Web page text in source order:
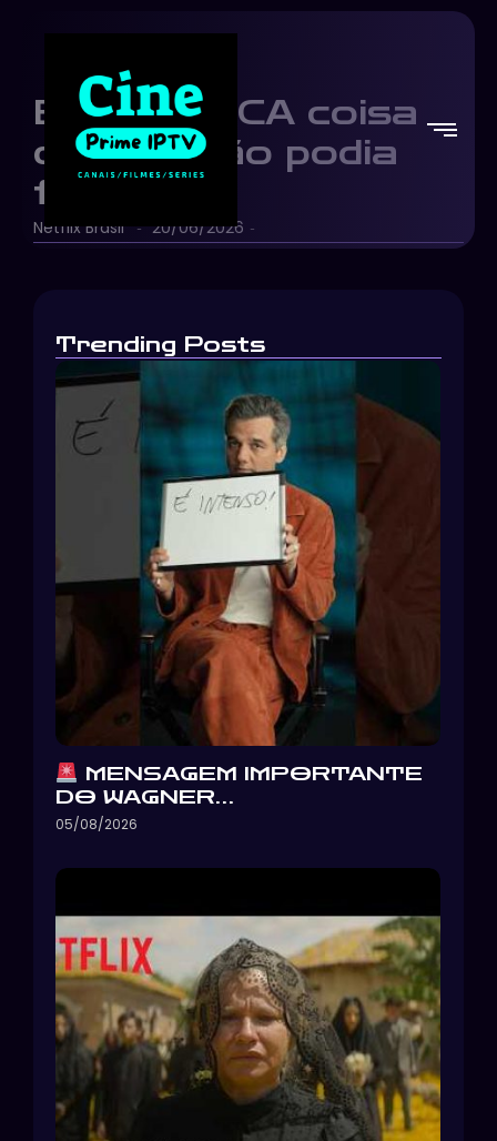
Era a ÚNICA coisa
que ele não podia
fazer…
Netflix Brasil - 20/06/2026 -
Trending Posts
MENSAGEM IMPORTANTE
DO WAGNER…
05/08/2026